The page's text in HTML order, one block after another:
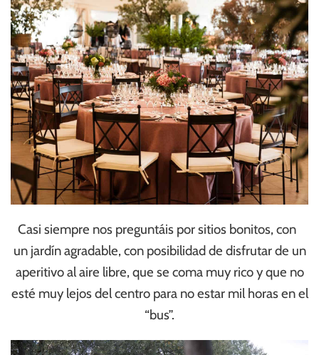
Casi siempre nos preguntáis por sitios bonitos, con
un jardín agradable, con posibilidad de disfrutar de un
aperitivo al aire libre, que se coma muy rico y que no
esté muy lejos del centro para no estar mil horas en el
“bus”.